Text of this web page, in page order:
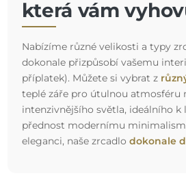
která vám
Nabízíme různé velikosti a typy
dokonale přizpůsobí vašemu
příplatek). Můžete si vybrat z
teplé záře pro útulnou atmosféru
intenzivnějšího světla, ideálního k
přednost modernímu
eleganci, naše zrcadlo dokonale